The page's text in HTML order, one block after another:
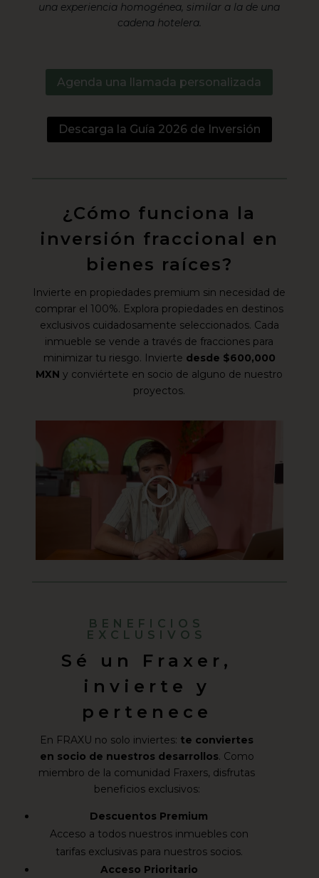
una experiencia homogénea, similar a la de una
cadena hotelera.
Agenda una llamada personalizada
Descarga la Guía 2026 de Inversión
¿Cómo funciona la
inversión fraccional en
bienes raíces?
Invierte en propiedades premium sin necesidad de
comprar el 100%. Explora propiedades en destinos
exclusivos cuidadosamente seleccionados. Cada
inmueble se vende a través de fracciones para
minimizar tu riesgo. Invierte desde $600,000
MXN y conviértete en socio de alguno de nuestro
proyectos.
BENEFICIOS
EXCLUSIVOS
Sé un Fraxer,
invierte y
pertenece
En FRAXU no solo inviertes: te conviertes
en socio de nuestros desarrollos. Como
miembro de la comunidad Fraxers, disfrutas
beneficios exclusivos:
Descuentos Premium
Acceso a todos nuestros inmuebles con
tarifas exclusivas para nuestros socios.
Acceso Prioritario